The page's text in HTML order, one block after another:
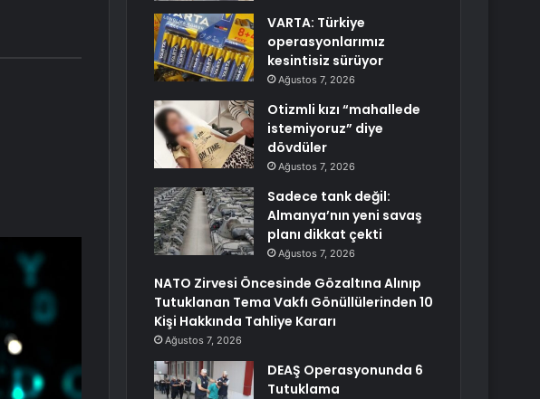
VARTA: Türkiye
operasyonlarımız
kesintisiz sürüyor
Ağustos 7, 2026
Otizmli kızı “mahallede
istemiyoruz” diye
dövdüler
Ağustos 7, 2026
Sadece tank değil:
Almanya’nın yeni savaş
planı dikkat çekti
Ağustos 7, 2026
NATO Zirvesi Öncesinde Gözaltına Alınıp
Tutuklanan Tema Vakfı Gönüllülerinden 10
Kişi Hakkında Tahliye Kararı
Ağustos 7, 2026
DEAŞ Operasyonunda 6
Tutuklama